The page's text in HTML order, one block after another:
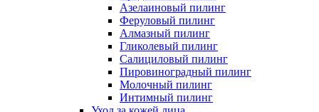
Азелаиновый пилинг
Феруловый пилинг
Алмазный пилинг
Гликолевый пилинг
Салициловый пилинг
Пировиноградный пилинг
Молочный пилинг
Интимный пилинг